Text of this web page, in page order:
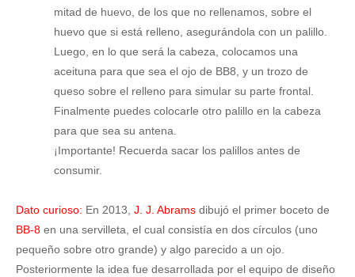
mitad de huevo, de los que no rellenamos, sobre el
huevo que si está relleno, asegurándola con un palillo.
Luego, en lo que será la cabeza, colocamos una
aceituna para que sea el ojo de BB8, y un trozo de
queso sobre el relleno para simular su parte frontal.
Finalmente puedes colocarle otro palillo en la cabeza
para que sea su antena.
¡Importante! Recuerda sacar los palillos antes de
consumir.
Dato curioso: En 2013, J. J. Abrams dibujó el primer boceto de
BB-8 en una servilleta, el cual consistía en dos círculos (uno
pequeño sobre otro grande) y algo parecido a un ojo.
Posteriormente la idea fue desarrollada por el equipo de diseño